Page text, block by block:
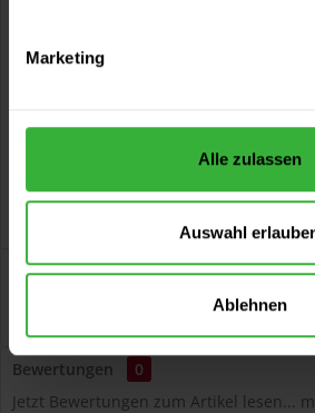
Marketing
Alle zulassen
Auswahl
Ablehnen
Kostenloser Versand ab 60 EUR
Beschreibung
Markierungsfarbe 108 (Weiß) schnell
Bewertungen
0
Jetzt Bewertungen zum Artikel lesen...